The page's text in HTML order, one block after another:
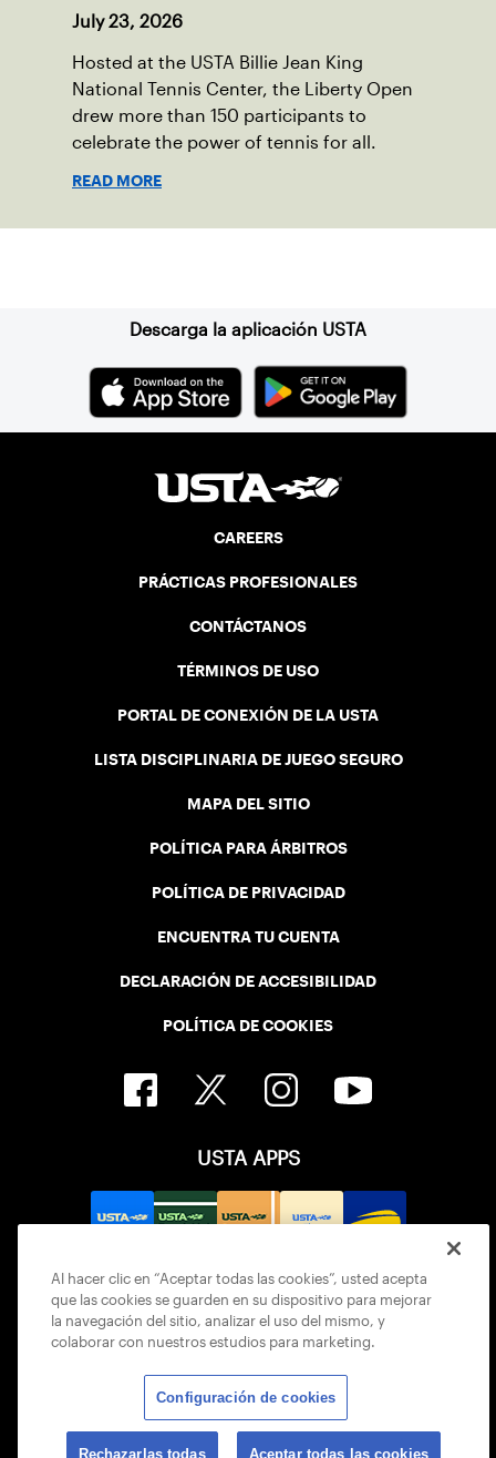
July 23, 2026
Hosted at the USTA Billie Jean King
National Tennis Center, the Liberty Open
drew more than 150 participants to
celebrate the power of tennis for all.
READ MORE
Descarga la aplicación USTA
CAREERS
PRÁCTICAS PROFESIONALES
CONTÁCTANOS
TÉRMINOS DE USO
PORTAL DE CONEXIÓN DE LA USTA
LISTA DISCIPLINARIA DE JUEGO SEGURO
MAPA DEL SITIO
POLÍTICA PARA ÁRBITROS
POLÍTICA DE PRIVACIDAD
ENCUENTRA TU CUENTA
DECLARACIÓN DE ACCESIBILIDAD
POLÍTICA DE COOKIES
USTA APPS
© 2026 USTA ALL RIGHTS RESERVED
Al hacer clic en “Aceptar todas las cookies”, usted acepta
que las cookies se guarden en su dispositivo para mejorar
la navegación del sitio, analizar el uso del mismo, y
colaborar con nuestros estudios para marketing.
Configuración de cookies
Rechazarlas todas Aceptar todas las cookies